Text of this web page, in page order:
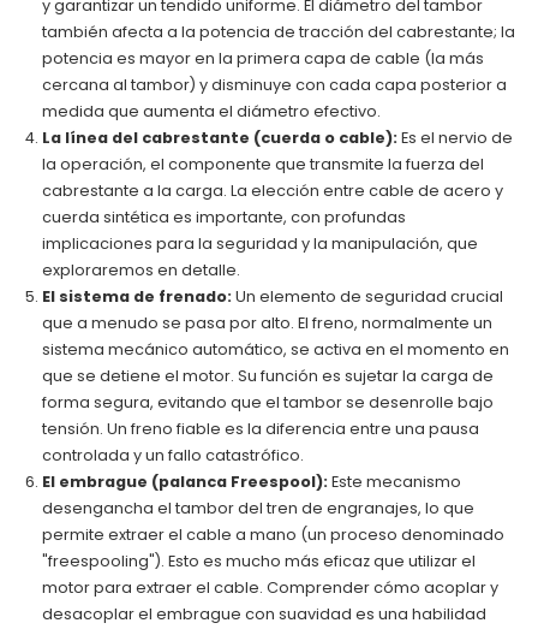
y garantizar un tendido uniforme. El diámetro del tambor
también afecta a la potencia de tracción del cabrestante; la
potencia es mayor en la primera capa de cable (la más
cercana al tambor) y disminuye con cada capa posterior a
medida que aumenta el diámetro efectivo.
La línea del cabrestante (cuerda o cable): Es el nervio de
la operación, el componente que transmite la fuerza del
cabrestante a la carga. La elección entre cable de acero y
cuerda sintética es importante, con profundas
implicaciones para la seguridad y la manipulación, que
exploraremos en detalle.
El sistema de frenado: Un elemento de seguridad crucial
que a menudo se pasa por alto. El freno, normalmente un
sistema mecánico automático, se activa en el momento en
que se detiene el motor. Su función es sujetar la carga de
forma segura, evitando que el tambor se desenrolle bajo
tensión. Un freno fiable es la diferencia entre una pausa
controlada y un fallo catastrófico.
El embrague (palanca Freespool): Este mecanismo
desengancha el tambor del tren de engranajes, lo que
permite extraer el cable a mano (un proceso denominado
"freespooling"). Esto es mucho más eficaz que utilizar el
motor para extraer el cable. Comprender cómo acoplar y
desacoplar el embrague con suavidad es una habilidad